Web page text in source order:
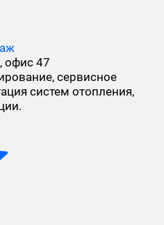
офис 47
сервисное
систем отопления,